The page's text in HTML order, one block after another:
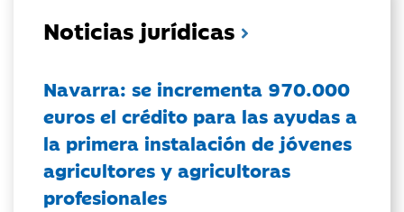
Noticias jurídicas
Navarra: se incrementa 970.000
euros el crédito para las ayudas a
la primera instalación de jóvenes
agricultores y agricultoras
profesionales